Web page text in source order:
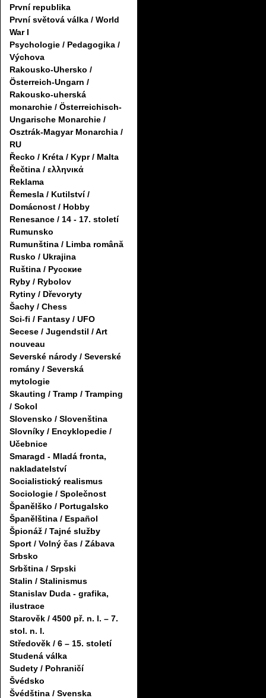
První republika
První světová válka / World
War I
Psychologie / Pedagogika /
Výchova
Rakousko-Uhersko /
Österreich-Ungarn /
Rakousko-uherská
monarchie / Österreichisch-
Ungarische Monarchie /
Osztrák-Magyar Monarchia /
RU
Řecko / Kréta / Kypr / Malta
Řečtina / ελληνικά
Reklama
Řemesla / Kutilství /
Domácnost / Hobby
Renesance / 14 - 17. století
Rumunsko
Rumunština / Limba română
Rusko / Ukrajina
Ruština / Русские
Ryby / Rybolov
Rytiny / Dřevoryty
Šachy / Chess
Sci-fi / Fantasy / UFO
Secese / Jugendstil / Art
nouveau
Severské národy / Severské
romány / Severská
mytologie
Skauting / Tramp / Tramping
/ Sokol
Slovensko / Slovenština
Slovníky / Encyklopedie /
Učebnice
Smaragd - Mladá fronta,
nakladatelství
Socialistický realismus
Sociologie / Společnost
Španělško / Portugalsko
Španělština / Español
Špionáž / Tajné služby
Sport / Volný čas / Zábava
Srbsko
Srbština / Srpski
Stalin / Stalinismus
Stanislav Duda - grafika,
ilustrace
Starověk / 4500 př. n. l. – 7.
stol. n. l.
Středověk / 6 – 15. století
Studená válka
Sudety / Pohraničí
Švédsko
Švédština / Svenska